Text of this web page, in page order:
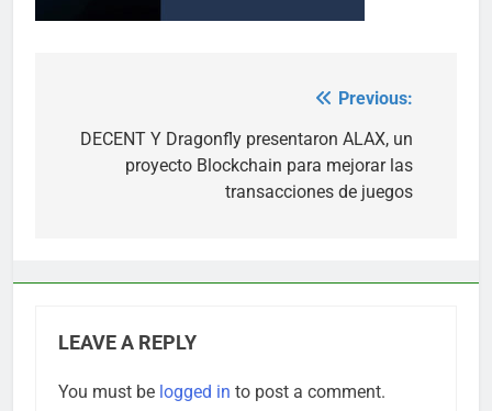
navigation
Previous:
DECENT Y Dragonfly presentaron ALAX, un
proyecto Blockchain para mejorar las
transacciones de juegos
LEAVE A REPLY
You must be logged in to post a comment.